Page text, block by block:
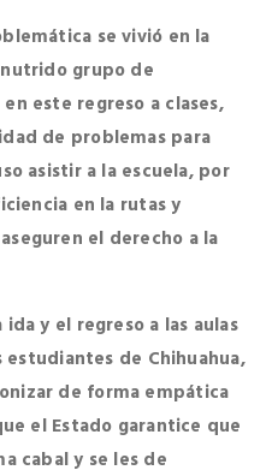
se vivió en la
grupo de
este regreso a clases,
de problemas para
asistir a la escuela, por
en la rutas y
el derecho a la
y el regreso a las aulas
estudiantes de Chihuahua,
de forma empática
el Estado garantice que
cabal y se les de